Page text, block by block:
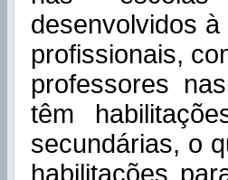
desenvolvidos
profissionais,
professores
têm
secundárias, o
habilitações